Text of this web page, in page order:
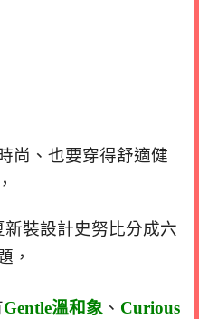
尚、也要穿得舒適健
新裝設計史努比分成六
，
Gentle溫和象 、 Curious